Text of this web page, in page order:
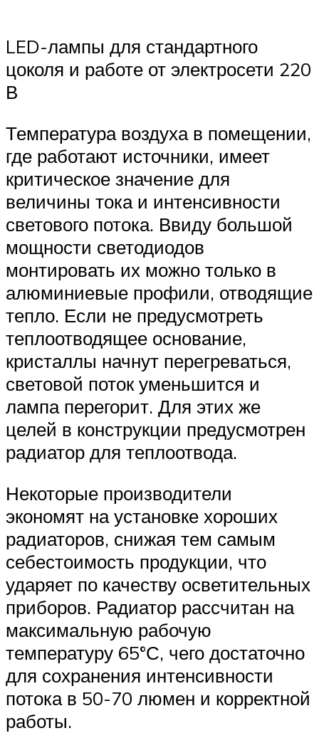
LED-лампы для стандартного
цоколя и работе от электросети 220
В
Температура воздуха в помещении,
где работают источники, имеет
критическое значение для
величины тока и интенсивности
светового потока. Ввиду большой
мощности светодиодов
монтировать их можно только в
алюминиевые профили, отводящие
тепло. Если не предусмотреть
теплоотводящее основание,
кристаллы начнут перегреваться,
световой поток уменьшится и
лампа перегорит. Для этих же
целей в конструкции предусмотрен
радиатор для теплоотвода.
Некоторые производители
экономят на установке хороших
радиаторов, снижая тем самым
себестоимость продукции, что
ударяет по качеству осветительных
приборов. Радиатор рассчитан на
максимальную рабочую
температуру 65°С, чего достаточно
для сохранения интенсивности
потока в 50-70 люмен и корректной
работы.